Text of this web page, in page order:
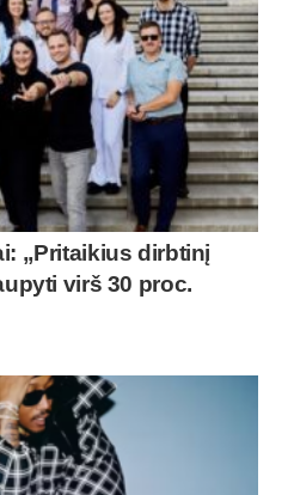
„Pritaikius dirbtinį
virš 30 proc.